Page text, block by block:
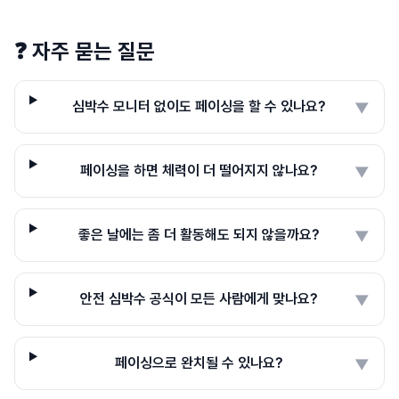
❓ 자주 묻는 질문
심박수 모니터 없이도 페이싱을 할 수 있나요? ▼
페이싱을 하면 체력이 더 떨어지지 않나요? ▼
좋은 날에는 좀 더 활동해도 되지 않을까요? ▼
안전 심박수 공식이 모든 사람에게 맞나요? ▼
페이싱으로 완치될 수 있나요? ▼